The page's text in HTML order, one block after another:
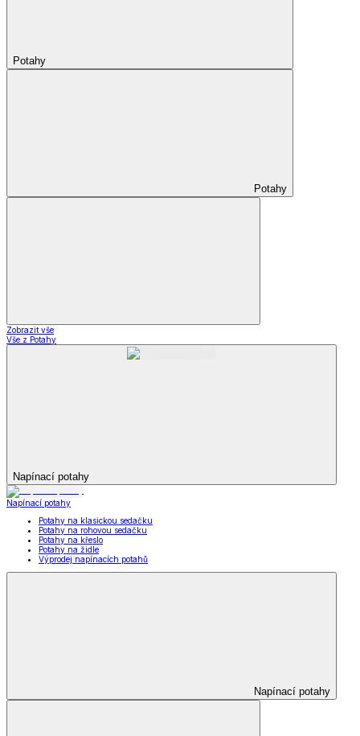
Potahy
Potahy
Zobrazit vše
Vše z Potahy
Napínací potahy
Napínací potahy
Potahy na klasickou sedačku
Potahy na rohovou sedačku
Potahy na křeslo
Potahy na židle
Výprodej napínacích potahů
Napínací potahy